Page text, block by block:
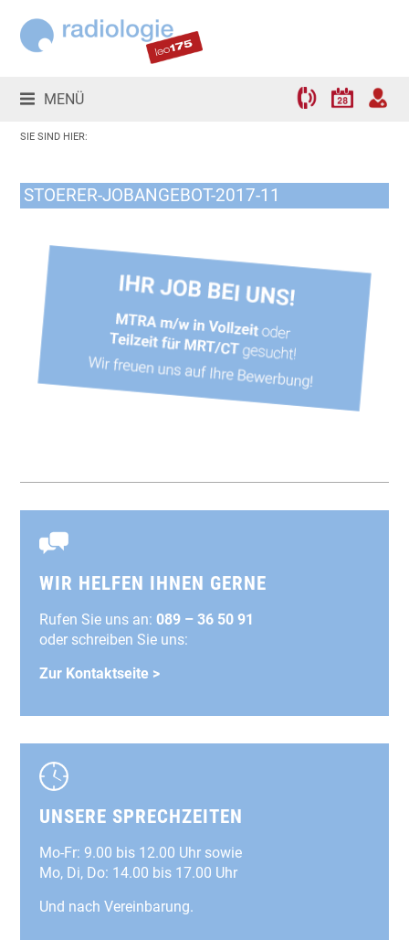
MENÜ
STOERER-JOBANGEBOT-2017-11
WIR HELFEN IHNEN GERNE
Rufen Sie uns an: 089 – 36 50 91
oder schreiben Sie uns:
Zur Kontaktseite >
UNSERE SPRECHZEITEN
Mo-Fr: 9.00 bis 12.00 Uhr sowie
Mo, Di, Do: 14.00 bis 17.00 Uhr
Und nach Vereinbarung.